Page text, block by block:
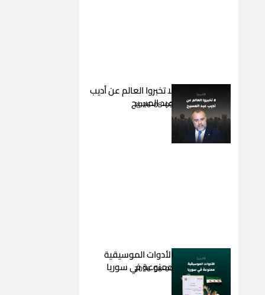
لا تخبروا العالم عن أديب
عبد المسيح
2026-08-03
الأدوات الموسيقية
ممنوعة في سوريا
2026-08-04